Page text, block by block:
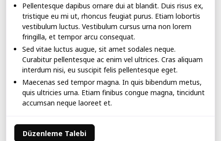
Pellentesque dapibus ornare dui at blandit. Duis risus ex,
tristique eu mi ut, rhoncus feugiat purus. Etiam lobortis
vestibulum luctus. Vestibulum cursus urna non lorem
fringilla, et tempor arcu consequat.
Sed vitae luctus augue, sit amet sodales neque.
Curabitur pellentesque ac enim vel ultrices. Cras aliquam
interdum nisi, eu suscipit felis pellentesque eget.
Maecenas sed tempor magna. In quis bibendum metus,
quis ultricies urna. Etiam finibus congue magna, tincidunt
accumsan neque laoreet et.
Düzenleme Talebi